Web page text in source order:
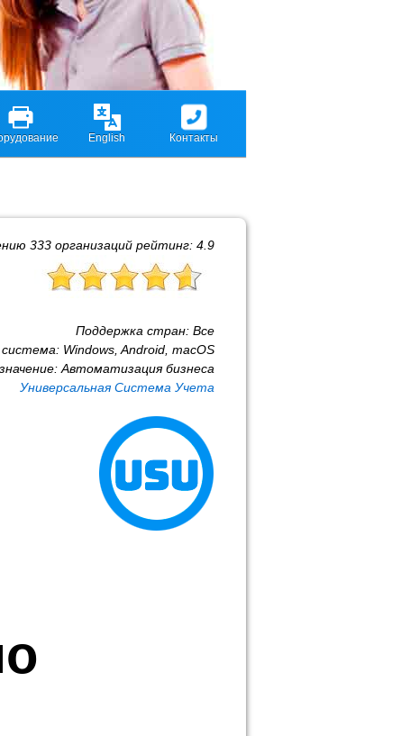
English Контакты
333 организаций рейтинг: 4.9
Поддержка стран: Все
Windows, Android, macOS
Автоматизация бизнеса
Универсальная Система Учета